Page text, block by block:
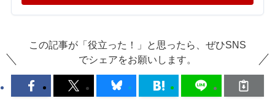
この記事が「役立った！」と思ったら、ぜひSNS
でシェアをお願いします。